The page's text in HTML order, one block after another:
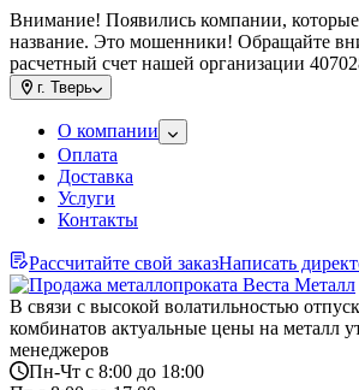
Внимание! Появились компании,
название. Это мошенники! Обращайте
расчетный счет нашей организации
г. Тверь
О компании
Оплата
Доставка
Услуги
Контакты
Рассчитайте свой заказНаписать
В связи с высокой волатильностью
комбинатов актуальные цены на металл
менеджеров
Пн-Чт с 8:00 до 18:00